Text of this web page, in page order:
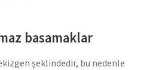
basamaklar
şeklindedir, bu nedenle